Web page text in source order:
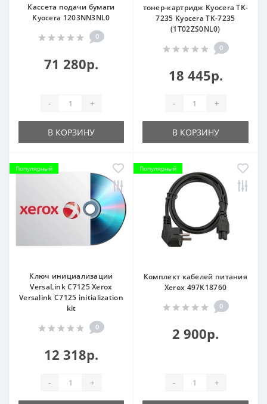
Кассета подачи бумаги
Kyocera 1203NN3NL0
0
71 280р.
- +
В КОРЗИНУ
тонер-картридж Kyocera TK-
7235 Kyocera TK-7235
(1T02ZS0NL0)
0
18 445р.
- +
В КОРЗИНУ
Популярный
Ключ инициализации
VersaLink С7125 Xerox
Versalink C7125 initialization
kit
0
12 318р.
- +
Популярный
Комплект кабелей питания
Xerox 497K18760
0
2 900р.
- +